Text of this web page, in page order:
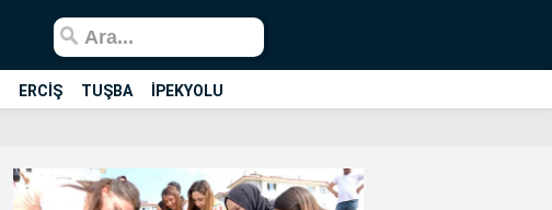
ERCİŞ TUŞBA İPEKYOLU